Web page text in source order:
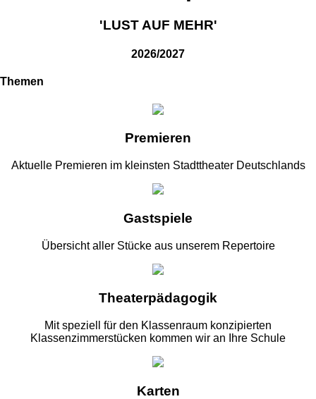
'LUST AUF MEHR'
2026/2027
Themen
Premieren
Aktuelle Premieren im kleinsten Stadttheater Deutschlands
Gastspiele
Übersicht aller Stücke aus unserem Repertoire
Theaterpädagogik
Mit speziell für den Klassenraum konzipierten
Klassenzimmerstücken kommen wir an Ihre Schule
Karten